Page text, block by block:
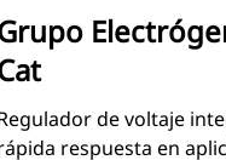
de voltaje
respuesta en